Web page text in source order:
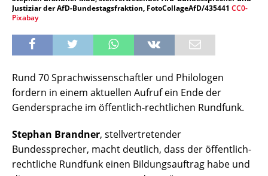
Justiziar der AfD-Bundestagsfraktion, FotoCollageAfD/435441 CC0-
Pixabay
Rund 70 Sprachwissenschaftler und Philologen
fordern in einem aktuellen Aufruf ein Ende der
Gendersprache im öffentlich-rechtlichen Rundfunk.
Stephan Brandner, stellvertretender
Bundessprecher, macht deutlich, dass der öffentlich-
rechtliche Rundfunk einen Bildungsauftrag habe und